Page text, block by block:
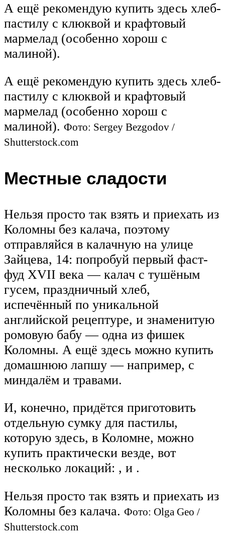
А ещё рекомендую купить здесь хлеб-
пастилу с клюквой и крафтовый
мармелад (особенно хорош с
малиной).
А ещё рекомендую купить здесь хлеб-
пастилу с клюквой и крафтовый
мармелад (особенно хорош с
малиной). Фото: Sergey Bezgodov /
Shutterstock.com
Местные сладости
Нельзя просто так взять и приехать из
Коломны без калача, поэтому
отправляйся в калачную на улице
Зайцева, 14: попробуй первый фаст-
фуд XVII века — калач с тушёным
гусем, праздничный хлеб,
испечённый по уникальной
английской рецептуре, и знаменитую
ромовую бабу — одна из фишек
Коломны. А ещё здесь можно купить
домашнюю лапшу — например, с
миндалём и травами.
И, конечно, придётся приготовить
отдельную сумку для пастилы,
которую здесь, в Коломне, можно
купить практически везде, вот
несколько локаций: , и .
Нельзя просто так взять и приехать из
Коломны без калача. Фото: Olga Geo /
Shutterstock.com